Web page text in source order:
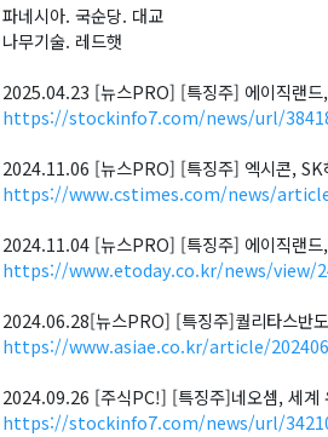
파네시아. 국순당. 대교
나무기술. 레드햇
2025.04.23 [뉴스PRO] [특징주] 에이직랜드
https://stockinfo7.com/news/url/
2024.11.06 [뉴스PRO] [특징주] 엑시콘, SK
https://www.cstimes.com/news/
2024.11.04 [뉴스PRO] [특징주] 에이직랜드
https://www.etoday.co.kr/news/view/
2024.06.28[뉴스PRO] [특징주]퀄리타스반
https://www.asiae.co.kr/article/
2024.09.26 [주식PC!] [특징주]네오셈, 세계
https://stockinfo7.com/news/url/